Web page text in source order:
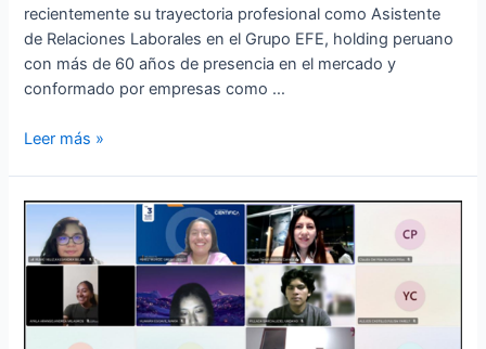
recientemente su trayectoria profesional como Asistente
de Relaciones Laborales en el Grupo EFE, holding peruano
con más de 60 años de presencia en el mercado y
conformado por empresas como …
Leer más »
Facultad
Derecho
Economía